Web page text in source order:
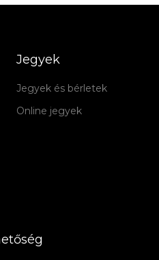
Jegyek
Jegyek és bérletek
Online jegyek